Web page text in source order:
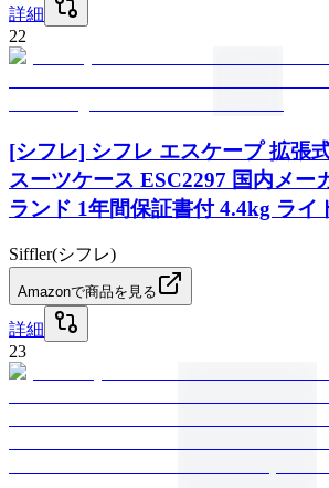
詳細
22
[シフレ] シフレ エスケープ 拡張
スーツケース ESC2297 国内メー
ランド 1年間保証書付 4.4kg ライ
Siffler(シフレ)
Amazonで商品を見る
詳細
23